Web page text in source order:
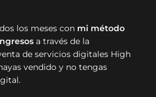
los meses con mi método
a través de la
de servicios digitales High
vendido y no tengas